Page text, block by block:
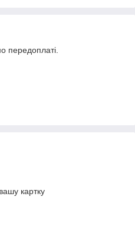
передоплаті.
картку